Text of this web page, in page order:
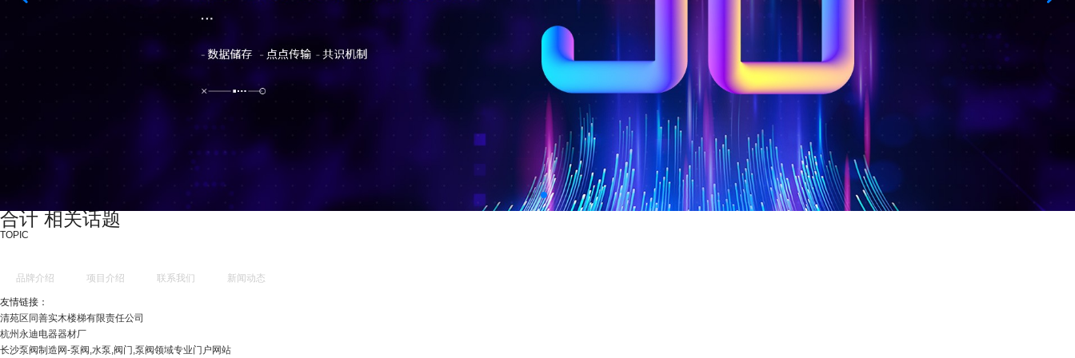
合计 相关话题
TOPIC
品牌介绍 项目介绍 联系我们 新闻动态
友情链接：
清苑区同善实木楼梯有限责任公司
杭州永迪电器器材厂
长沙泵阀制造网-泵阀,水泵,阀门,泵阀领域专业门户网站